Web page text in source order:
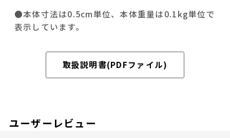
●本体寸法は0.5cm単位、本体重量は0.1kg単位で
表示しています。
取扱説明書(PDFファイル)
ユーザーレビュー